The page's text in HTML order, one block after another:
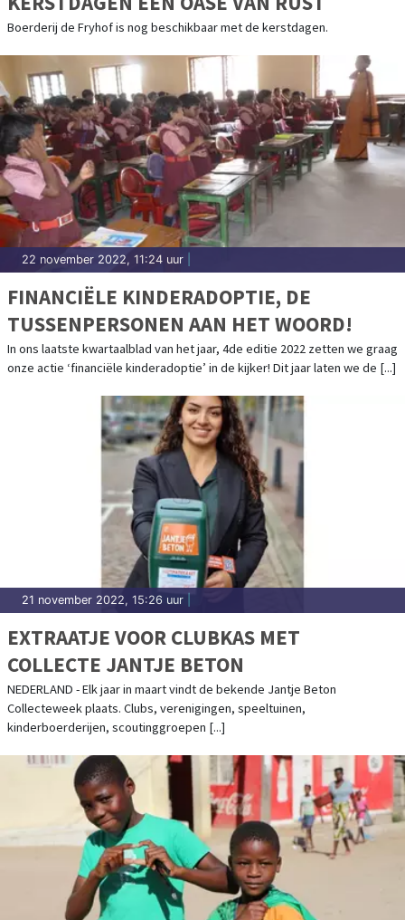
Boerderij de Fryhof is nog beschikbaar met de kerstdagen.
22 november 2022, 11:24 uur
FINANCIËLE KINDERADOPTIE, DE
TUSSENPERSONEN AAN HET WOORD!
In ons laatste kwartaalblad van het jaar, 4de editie 2022 zetten we graag
onze actie ‘financiële kinderadoptie’ in de kijker! Dit jaar laten we de [...]
21 november 2022, 15:26 uur
EXTRAATJE VOOR CLUBKAS MET
COLLECTE JANTJE BETON
NEDERLAND - Elk jaar in maart vindt de bekende Jantje Beton
Collecteweek plaats. Clubs, verenigingen, speeltuinen,
kinderboerderijen, scoutinggroepen [...]